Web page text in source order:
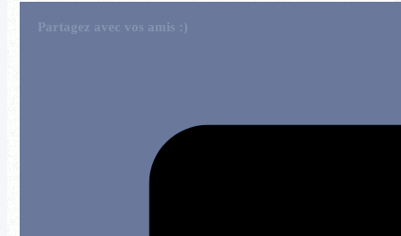
Partagez avec vos amis :)